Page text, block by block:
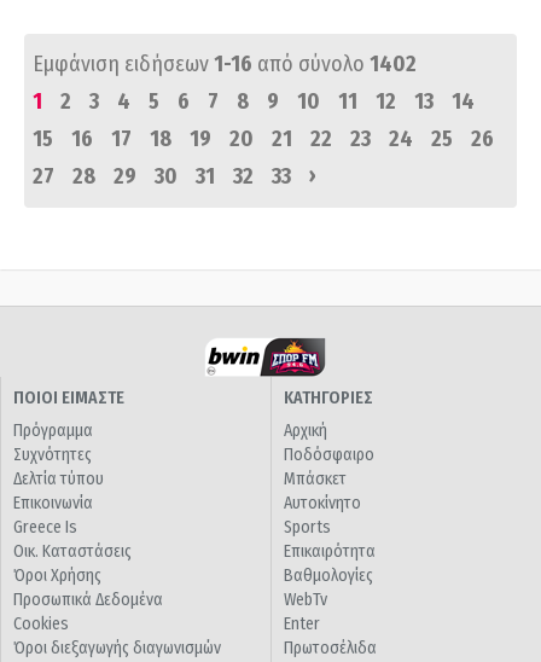
Εμφάνιση ειδήσεων1-16 από σύνολο 1402
1
2 3 4 5 6 7 8 9 10 11 12 13
14
15
16 17 18 19 20 21 22 23 24 25
26
27
28 29 30 31 32 33 ›
ΠΟΙΟΙ ΕΙΜΑΣΤΕ
Πρόγραμμα
Συχνότητες
Δελτία τύπου
Επικοινωνία
Greece Is
Οικ. Καταστάσεις
Όροι Χρήσης
Προσωπικά Δεδομένα
Cookies
Όροι διεξαγωγής διαγωνισμών
ΚΑΤΗΓΟΡΙΕΣ
Αρχική
Ποδόσφαιρο
Μπάσκετ
Αυτοκίνητο
Sports
Επικαιρότητα
Βαθμολογίες
WebTv
Enter
Πρωτοσέλιδα